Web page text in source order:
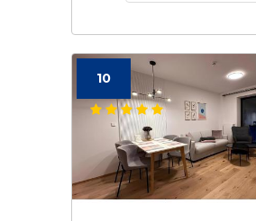
10